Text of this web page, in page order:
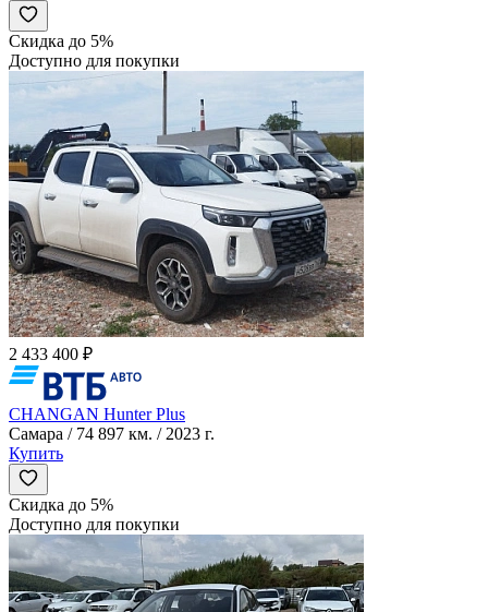
Скидка до 5%
Доступно для покупки
2 433 400 ₽
CHANGAN Hunter Plus
Самара / 74 897 км. / 2023 г.
Купить
Скидка до 5%
Доступно для покупки